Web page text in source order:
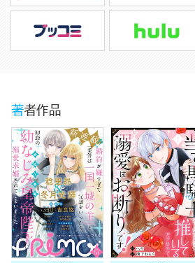
著者作品